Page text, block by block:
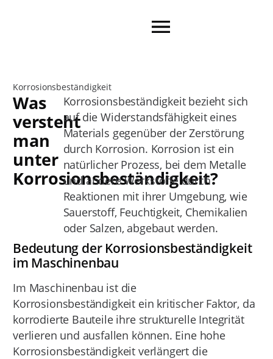
Korrosionsbeständigkeit
Was
versteht
man
unter
Korrosionsbeständigkeit?
Korrosionsbeständigkeit bezieht sich
auf die Widerstandsfähigkeit eines
Materials gegenüber der Zerstörung
durch Korrosion. Korrosion ist ein
natürlicher Prozess, bei dem Metalle
und andere Werkstoffe durch
Reaktionen mit ihrer Umgebung, wie
Sauerstoff, Feuchtigkeit, Chemikalien
oder Salzen, abgebaut werden.
Bedeutung der Korrosionsbeständigkeit
im Maschinenbau
Im Maschinenbau ist die
Korrosionsbeständigkeit ein kritischer Faktor, da
korrodierte Bauteile ihre strukturelle Integrität
verlieren und ausfallen können. Eine hohe
Korrosionsbeständigkeit verlängert die